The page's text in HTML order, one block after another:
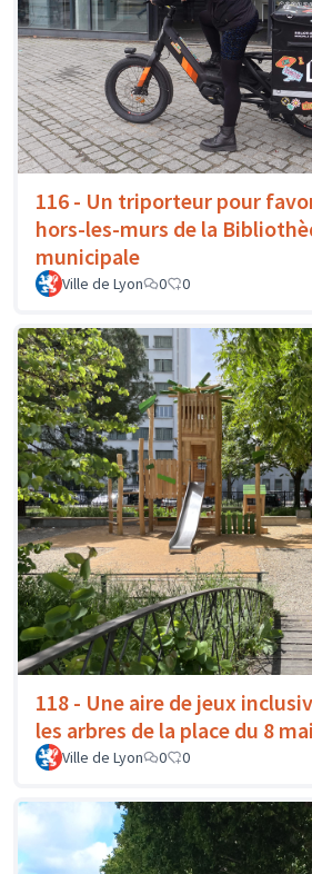
116 - Un triporteur pour
hors-les-murs de la
municipale
Ville de Lyon 0 0
118 - Une aire de jeux
les arbres de la place du 8
Ville de Lyon 0 0